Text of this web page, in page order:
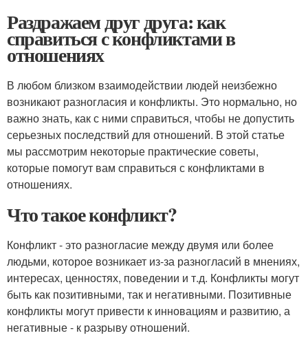
Раздражаем друг друга: как
справиться с конфликтами в
отношениях
В любом близком взаимодействии людей неизбежно
возникают разногласия и конфликты. Это нормально, но
важно знать, как с ними справиться, чтобы не допустить
серьезных последствий для отношений. В этой статье
мы рассмотрим некоторые практические советы,
которые помогут вам справиться с конфликтами в
отношениях.
Что такое конфликт?
Конфликт - это разногласие между двумя или более
людьми, которое возникает из-за разногласий в мнениях,
интересах, ценностях, поведении и т.д. Конфликты могут
быть как позитивными, так и негативными. Позитивные
конфликты могут привести к инновациям и развитию, а
негативные - к разрыву отношений.